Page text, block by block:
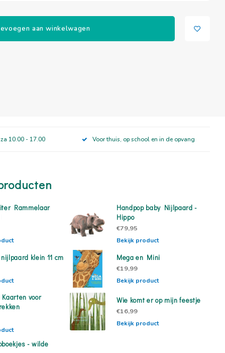
aan winkelwagen
10.00 - 17.00 Voor thuis, op school en in de opvang
Rammelaar
Handpop baby Nijlpaard -
Hippo
€79,95
Bekijk product
klein 11 cm Mega en Mini
€19,99
Bekijk product
voor
Wie komt er op mijn feestje
€16,99
Bekijk product
- wilde